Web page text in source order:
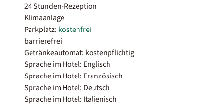
24 Stunden-Rezeption
Klimaanlage
Parkplatz: kostenfrei
barrierefrei
Getränkeautomat: kostenpflichtig
Sprache im Hotel: Englisch
Sprache im Hotel: Französisch
Sprache im Hotel: Deutsch
Sprache im Hotel: Italienisch